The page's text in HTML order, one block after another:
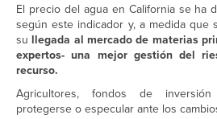
El precio del agua en California se ha
según este indicador y, a medida que
su llegada al mercado de materias
expertos- una mejor gestión del
recurso.
Agricultores, fondos de
protegerse o especular ante los